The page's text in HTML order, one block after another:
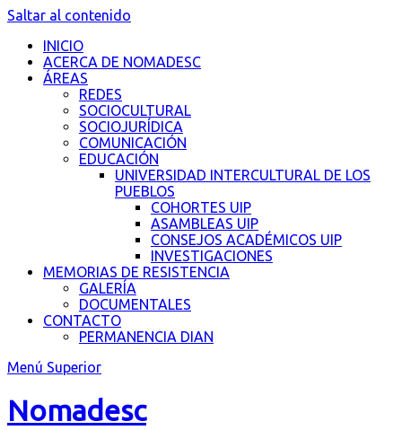
Saltar al contenido
INICIO
ACERCA DE NOMADESC
ÁREAS
REDES
SOCIOCULTURAL
SOCIOJURÍDICA
COMUNICACIÓN
EDUCACIÓN
UNIVERSIDAD INTERCULTURAL DE LOS
PUEBLOS
COHORTES UIP
ASAMBLEAS UIP
CONSEJOS ACADÉMICOS UIP
INVESTIGACIONES
MEMORIAS DE RESISTENCIA
GALERÍA
DOCUMENTALES
CONTACTO
PERMANENCIA DIAN
Menú Superior
Nomadesc